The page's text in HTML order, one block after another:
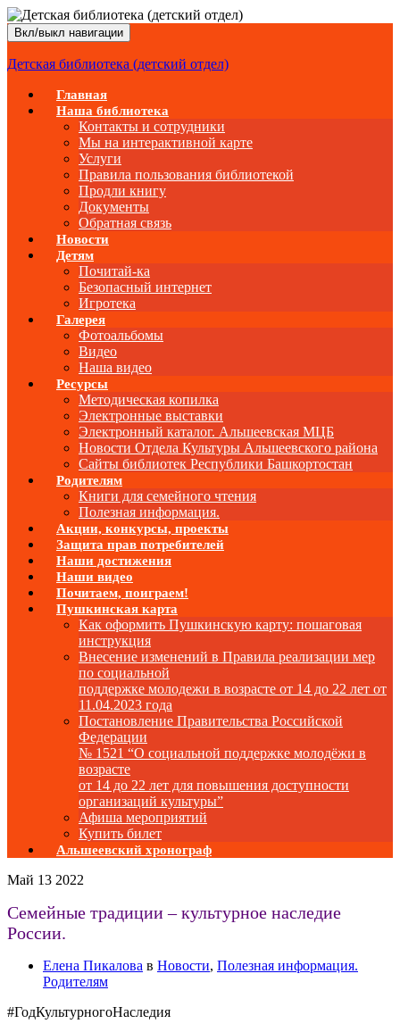
Вкл/выкл навигации
Детская библиотека (детский отдел)
Главная
Наша библиотека
Контакты и сотрудники
Мы на интерактивной карте
Услуги
Правила пользования библиотекой
Продли книгу
Документы
Обратная связь
Новости
Детям
Почитай-ка
Безопасный интернет
Игротека
Галерея
Фотоальбомы
Видео
Наша видео
Ресурсы
Методическая копилка
Электронные выставки
Электронный каталог. Альшеевская МЦБ
Новости Отдела Культуры Альшеевского района
Сайты библиотек Республики Башкортостан
Родителям
Книги для семейного чтения
Полезная информация.
Акции, конкурсы, проекты
Защита прав потребителей
Наши достижения
Наши видео
Почитаем, поиграем!
Пушкинская карта
Как оформить Пушкинскую карту: пошаговая
инструкция
Внесение изменений в Правила реализации мер
по социальной
поддержке молодежи в возрасте от 14 до 22 лет от
11.04.2023 года
Постановление Правительства Российской
Федерации
№ 1521 “О социальной поддержке молодёжи в
возрасте
от 14 до 22 лет для повышения доступности
организаций культуры”
Афиша мероприятий
Купить билет
Альшеевский хронограф
Май 13 2022
Семейные традиции – культурное наследие
России.
Елена Пикалова в Новости, Полезная информация.
Родителям
#ГодКультурногоНаследия